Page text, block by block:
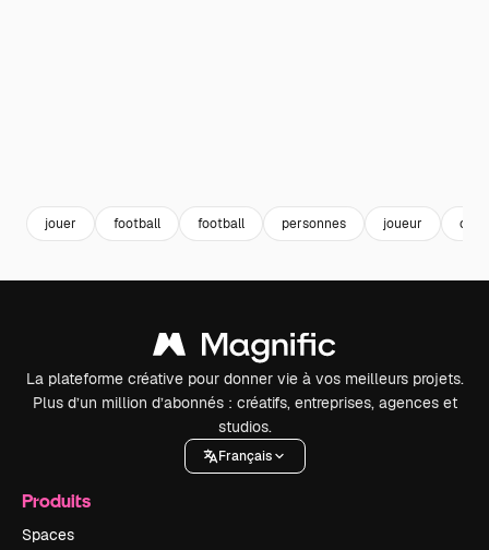
jouer football football personnes joueur
La plateforme créative pour donner vie à vos meilleurs projets.
Plus d’un million d’abonnés : créatifs, entreprises, agences et
studios.
Français
Produits
Spaces